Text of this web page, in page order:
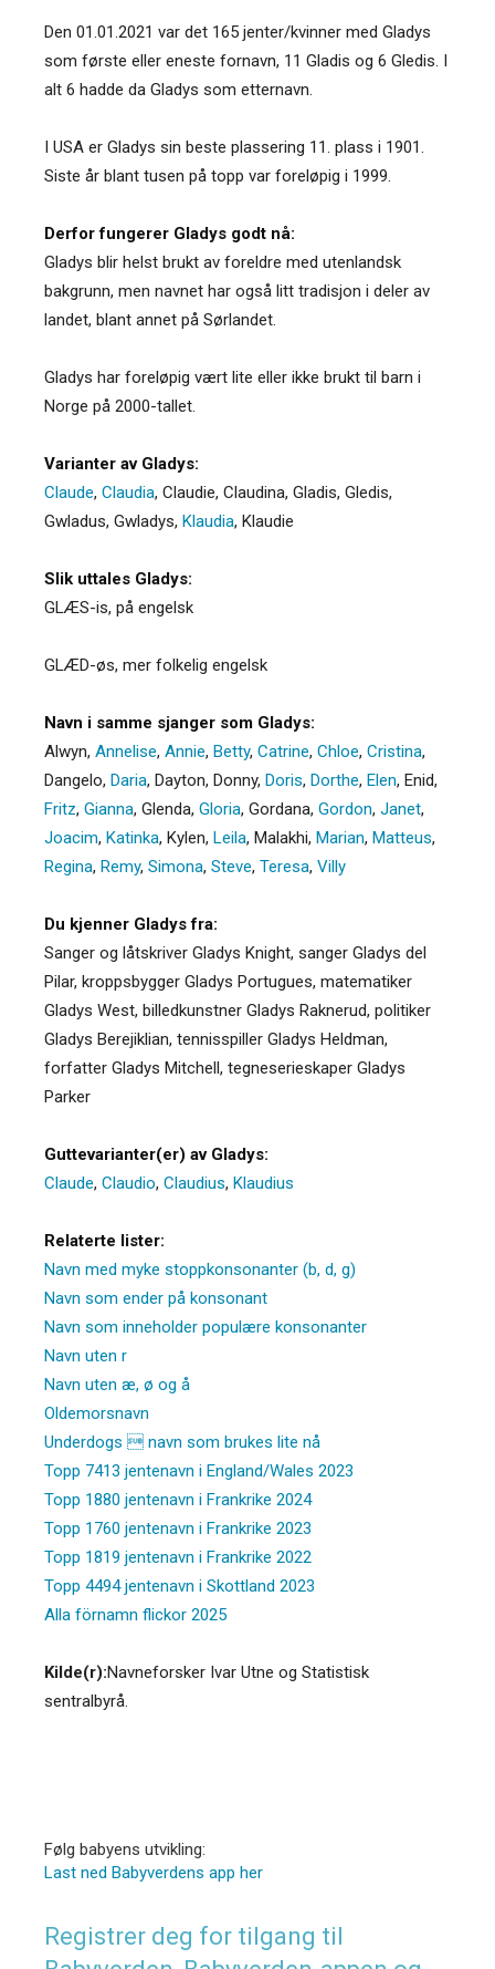
Den 01.01.2021 var det 165 jenter/kvinner med Gladys
som første eller eneste fornavn, 11 Gladis og 6 Gledis. I
alt 6 hadde da Gladys som etternavn.
I USA er Gladys sin beste plassering 11. plass i 1901.
Siste år blant tusen på topp var foreløpig i 1999.
Derfor fungerer Gladys godt nå:
Gladys blir helst brukt av foreldre med utenlandsk
bakgrunn, men navnet har også litt tradisjon i deler av
landet, blant annet på Sørlandet.
Gladys har foreløpig vært lite eller ikke brukt til barn i
Norge på 2000-tallet.
Varianter av Gladys:
Claude, Claudia, Claudie, Claudina, Gladis, Gledis,
Gwladus, Gwladys, Klaudia, Klaudie
Slik uttales Gladys:
GLÆS-is, på engelsk
GLÆD-øs, mer folkelig engelsk
Navn i samme sjanger som Gladys:
Alwyn, Annelise, Annie, Betty, Catrine, Chloe, Cristina,
Dangelo, Daria, Dayton, Donny, Doris, Dorthe, Elen, Enid,
Fritz, Gianna, Glenda, Gloria, Gordana, Gordon, Janet,
Joacim, Katinka, Kylen, Leila, Malakhi, Marian, Matteus,
Regina, Remy, Simona, Steve, Teresa, Villy
Du kjenner Gladys fra:
Sanger og låtskriver Gladys Knight, sanger Gladys del
Pilar, kroppsbygger Gladys Portugues, matematiker
Gladys West, billedkunstner Gladys Raknerud, politiker
Gladys Berejiklian, tennisspiller Gladys Heldman,
forfatter Gladys Mitchell, tegneserieskaper Gladys
Parker
Guttevarianter(er) av Gladys:
Claude, Claudio, Claudius, Klaudius
Relaterte lister:
Navn med myke stoppkonsonanter (b, d, g)
Navn som ender på konsonant
Navn som inneholder populære konsonanter
Navn uten r
Navn uten æ, ø og å
Oldemorsnavn
Underdogs  navn som brukes lite nå
Topp 7413 jentenavn i England/Wales 2023
Topp 1880 jentenavn i Frankrike 2024
Topp 1760 jentenavn i Frankrike 2023
Topp 1819 jentenavn i Frankrike 2022
Topp 4494 jentenavn i Skottland 2023
Alla förnamn flickor 2025
Kilde(r):Navneforsker Ivar Utne og Statistisk
sentralbyrå.
Følg babyens utvikling:
Last ned Babyverdens app her
Registrer deg for tilgang til